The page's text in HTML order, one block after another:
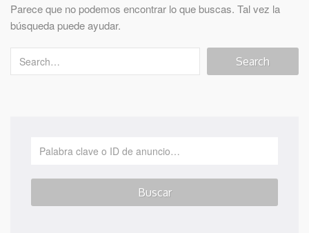
Parece que no podemos encontrar lo que buscas. Tal vez la
búsqueda puede ayudar.